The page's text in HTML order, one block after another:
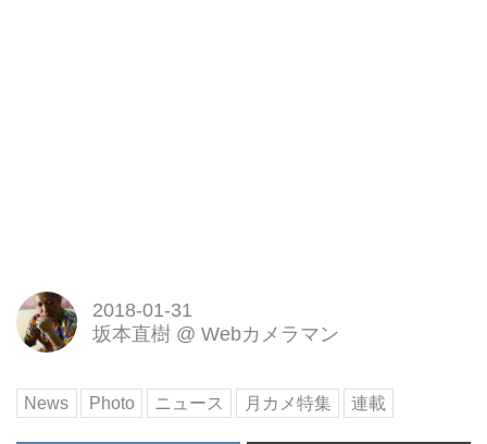
2018-01-31
坂本直樹 @ Webカメラマン
News Photo ニュース 月カメ特集 連載